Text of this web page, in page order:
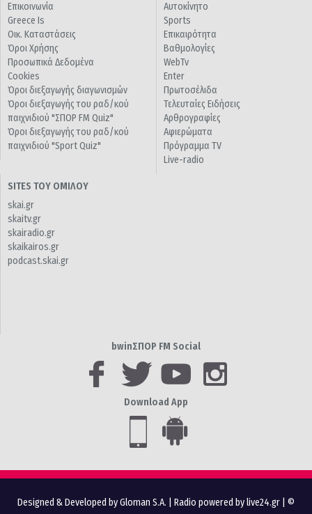
Επικοινωνία
Greece Is
Οικ. Καταστάσεις
Όροι Χρήσης
Προσωπικά Δεδομένα
Cookies
Όροι διεξαγωγής διαγωνισμών
Όροι διεξαγωγής του ραδ/κού
παιχνιδιού "ΣΠΟΡ FM Quiz"
Όροι διεξαγωγής του ραδ/κού
παιχνιδιού "Sport Quiz"
Αυτοκίνητο
Sports
Επικαιρότητα
Βαθμολογίες
WebTv
Enter
Πρωτοσέλιδα
Τελευταίες Ειδήσεις
Αρθρογραφίες
Αφιερώματα
Πρόγραμμα TV
Live-radio
SITES ΤΟΥ ΟΜΙΛΟΥ
skai.gr
skaitv.gr
skairadio.gr
skaikairos.gr
podcast.skai.gr
bwinΣΠΟΡ FM Social
Download App
Designed & Developed by Gloman S.A. Radio powered by live24.gr | ©